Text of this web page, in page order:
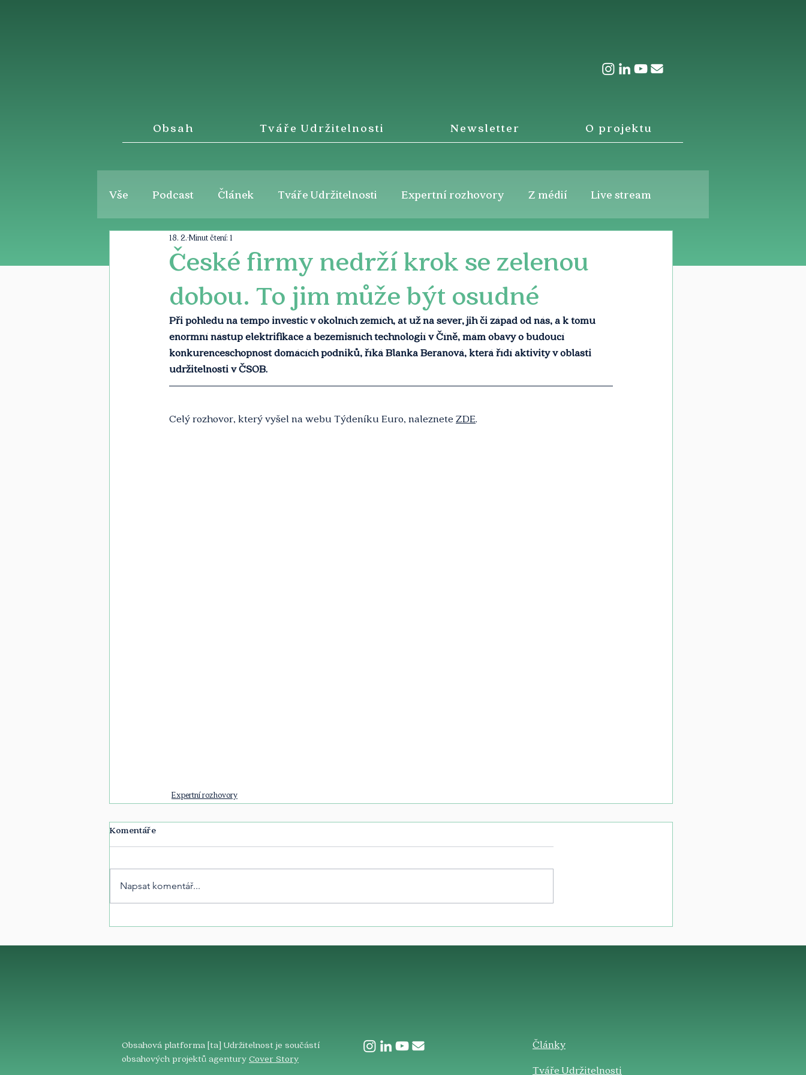
Obsah Tváře Udržitelnosti Newsletter O projektu
Vše Podcast Článek Tváře Udržitelnosti Expertní rozhovory Z médií Live stream
České firmy nedrží krok se zelenou
dobou. To jim může být osudné
18. 2. Minut čtení: 1
Při pohledu na tempo investic v okolních zemích, ať už na sever, jih či západ od nás, a k tomu
enormní nástup elektrifikace a bezemisních technologií v Číně, mám obavy o budoucí
konkurenceschopnost domácích podniků, říká Blanka Beranová, která řídí aktivity v oblasti
udržitelnosti v ČSOB.
Celý rozhovor, který vyšel na webu Týdeníku Euro, naleznete ZDE.
Expertní rozhovory
Komentáře
Napsat komentář...
​Články
Tváře Udržitelnosti
Obsahová platforma [ta] Udržitelnost je součástí
obsahových projektů agentury Cover Story